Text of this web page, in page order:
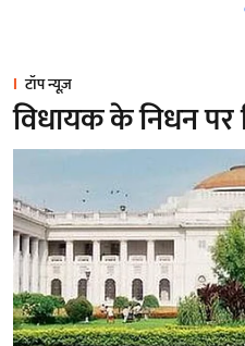
टॉप न्यूज़
विधायक के निधन पर